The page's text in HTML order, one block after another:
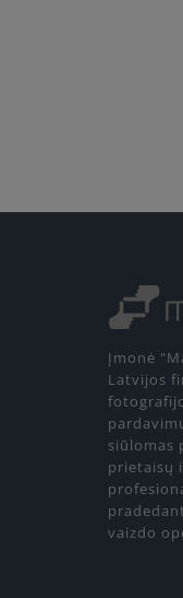
Įmonė
Latvijos
siūlomas
prietaisų
vaizdo